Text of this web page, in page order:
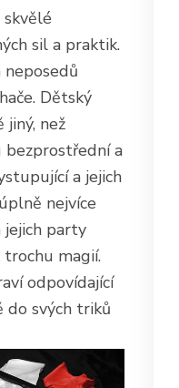
skvělé
sil a praktik.
neposedů
Dětský
než
bezprostřední a
a jejich
nejvíce
jejich party
magií.
odpovídající
do svých triků